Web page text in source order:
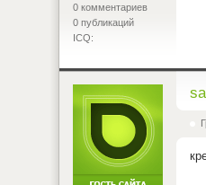
0 комментариев
0 публикаций
ICQ: